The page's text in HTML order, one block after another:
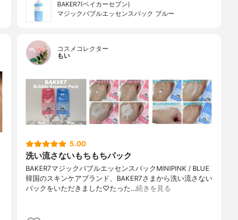
BAKER7(ベイカーセブン)
マジックバブルエッセンスパック ブルー
コスメコレクター
もい
5.00
洗い流さないもちもちパック
BAKER7マジックバブルエッセンスパックMINIPINK / BLUE
韓国のスキンケアブランド、BAKER7さまから洗い流さない
パックをいただきました♡たった…続きを見る